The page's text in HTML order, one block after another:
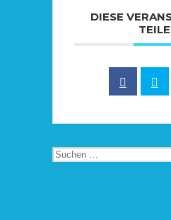
DIESE
Suchen